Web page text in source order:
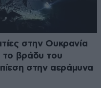
στην Ουκρανία
το βράδυ του
στην αεράμυνα